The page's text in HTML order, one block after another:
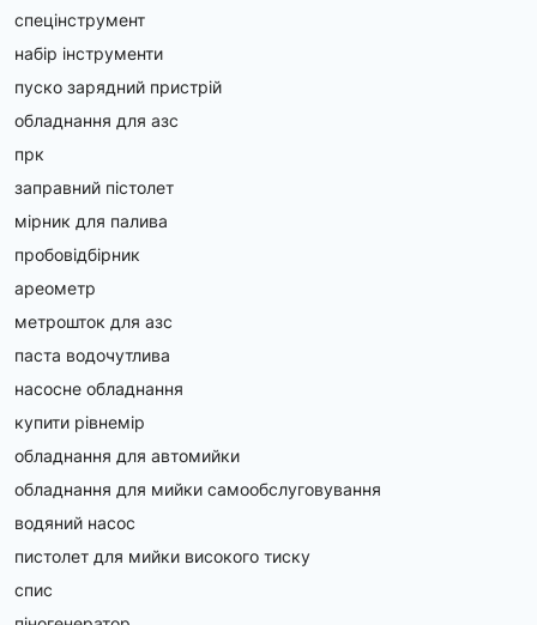
спецінструмент
набір інструменти
пуско зарядний пристрій
обладнання для азс
прк
заправний пістолет
мірник для палива
пробовідбірник
ареометр
метрошток для азс
паста водочутлива
насосне обладнання
купити рівнемір
обладнання для автомийки
обладнання для мийки самообслуговування
водяний насос
пистолет для мийки високого тиску
спис